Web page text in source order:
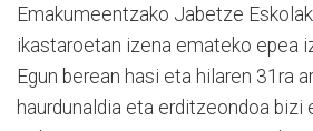
Emakumeentzako Jabetze
ikastaroetan izena emateko epea
Egun berean hasi eta hilaren 31ra
haurdunaldia eta erditzeondoa bizi